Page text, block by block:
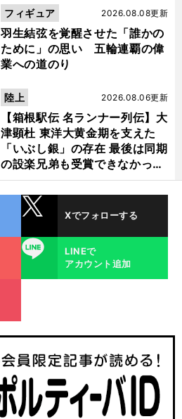
羽生結弦を覚醒させた「誰かの
ために」の思い 五輪連覇の偉
業への道のり
2026.08.08更新
フィギュア
【箱根駅伝 名ランナー列伝】大
津顕杜 東洋大黄金期を支えた
「いぶし銀」の存在 最後は同期
の設楽兄弟も受賞できなかった
金栗杯に輝く
2026.08.06更新
陸上
Xでフォローする
LINE
LINEで
アカウント追加